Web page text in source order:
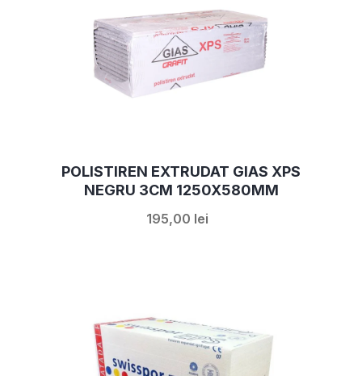
POLISTIREN EXTRUDAT GIAS XPS
NEGRU 3CM 1250X580MM
195,00 lei